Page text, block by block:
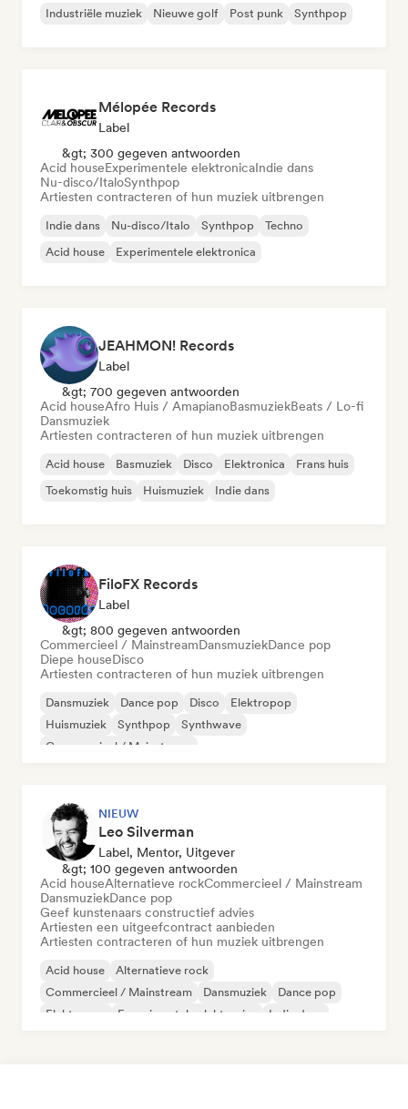
Industriële muziek
Nieuwe golf Post punk Synthpop
Mélopée Records
Label
&gt; 300 gegeven antwoorden
Acid houseExperimentele elektronicaIndie dans
Nu-disco/ItaloSynthpop
Artiesten contracteren of hun muziek uitbrengen
Indie dans Nu-disco/Italo Synthpop
Techno
Acid house
Experimentele elektronica
JEAHMON! Records
Label
&gt; 700 gegeven antwoorden
Acid houseAfro Huis / AmapianoBasmuziekBeats / Lo-fi
Dansmuziek
Artiesten contracteren of hun muziek uitbrengen
Acid house Basmuziek Disco Elektronica
Frans huis
Toekomstig huis
Huismuziek Indie dans
FiloFX Records
Label
&gt; 800 gegeven antwoorden
Commercieel / MainstreamDansmuziekDance pop
Diepe houseDisco
Artiesten contracteren of hun muziek uitbrengen
Dansmuziek Dance pop Disco
Elektropop
Huismuziek
Synthpop
Synthwave
Commercieel / Mainstream
NIEUW
Leo Silverman
Label, Mentor, Uitgever
&gt; 100 gegeven antwoorden
Acid houseAlternatieve rockCommercieel / Mainstream
DansmuziekDance pop
Geef kunstenaars constructief advies
Artiesten een uitgeefcontract aanbieden
Artiesten contracteren of hun muziek uitbrengen
Acid house
Alternatieve rock
Commercieel / Mainstream
Dansmuziek
Dance pop
Elektropop
Experimentele elektronica Indie dans